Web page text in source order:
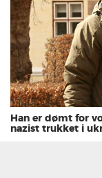
Han er dømt for
nazist trukket i